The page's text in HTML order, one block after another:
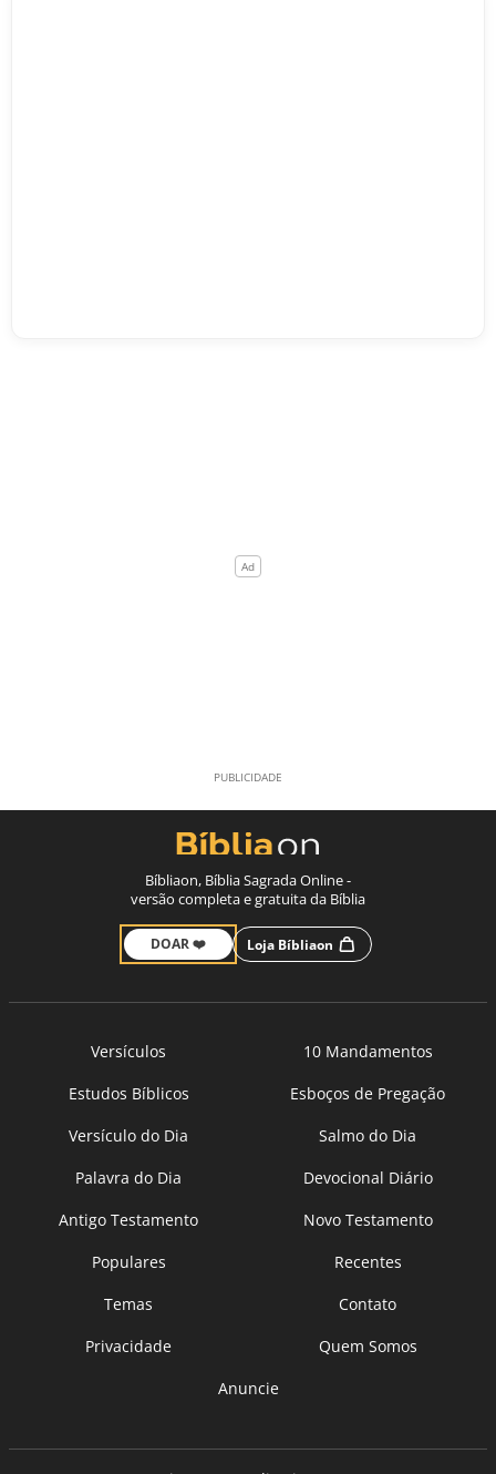
Bíbliaon, Bíblia Sagrada Online -
versão completa e gratuita da Bíblia
DOAR ❤️ Loja Bíbliaon
Versículos
10 Mandamentos
Estudos Bíblicos
Esboços de Pregação
Versículo do Dia
Salmo do Dia
Palavra do Dia
Devocional Diário
Antigo Testamento
Novo Testamento
Populares
Recentes
Temas
Contato
Privacidade
Quem Somos
Anuncie